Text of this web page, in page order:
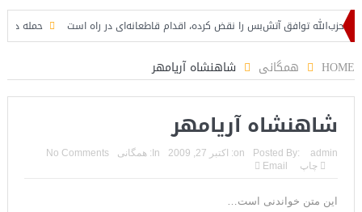
توافق آتش‌بس را نقض کرده، اقدام قاطعانه‌ای در راه است حمله دوباره
HOME همگانی شاهنشاه آریامهر
شاهنشاه آریامهر
Posted By: admin
on: اکتبر 27, 2009 In: همگانی
No Comments
چاپ
Email
این متن خواندنی است…